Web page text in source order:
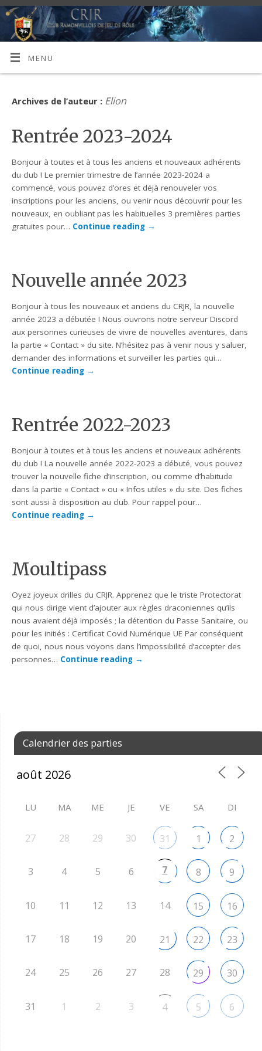
MENU
Archives de l’auteur : Elion
Rentrée 2023-2024
Bonjour à toutes et à tous les anciens et nouveaux adhérents
du club ! Le premier trimestre de l’année 2023-2024 a
commencé, vous pouvez d’ores et déjà renouveler vos
inscriptions pour les anciens, ou venir nous découvrir pour les
nouveaux, en oubliant pas les habituelles 3 premières parties
gratuites pour… Continue reading →
Nouvelle année 2023
Bonjour à tous les nouveaux et anciens du CRJR, la nouvelle
année 2023 a débutée ! Nous ouvrons notre serveur Discord
aux personnes curieuses de vivre de nouvelles aventures, dans
la partie « Contact » du site. N’hésitez pas à venir nous y saluer,
demander des informations et surveiller les parties qui…
Continue reading →
Rentrée 2022-2023
Bonjour à toutes et à tous les anciens et nouveaux adhérents
du club ! La nouvelle année 2022-2023 a débuté, vous pouvez
trouver la nouvelle fiche d’inscription, ou comme d’habitude
dans la partie « Contact » ou « Infos utiles » du site. Des fiches
sont aussi à disposition au club. Pour rappel pour…
Continue reading →
Moultipass
Oyez joyeux drilles du CRJR. Apprenez que le triste Protectorat
qui nous dirige vient d’ajouter aux règles draconiennes qu’ils
nous avaient déjà imposés ; la détention du Passe Sanitaire, ou
pour les initiés : Certificat Covid Numérique UE Par conséquent
de quoi, nous nous voyons dans l’impossibilité d’accepter des
personnes… Continue reading →
Calendrier des parties
LU MA ME JE VE SA DI
27 28 29 30 31 1 2
3 4 5 6 7 8 9
10 11 12 13 14 15 16
17 18 19 20 21 22 23
24 25 26 27 28 29 30
31 1 2 3 4 5 6